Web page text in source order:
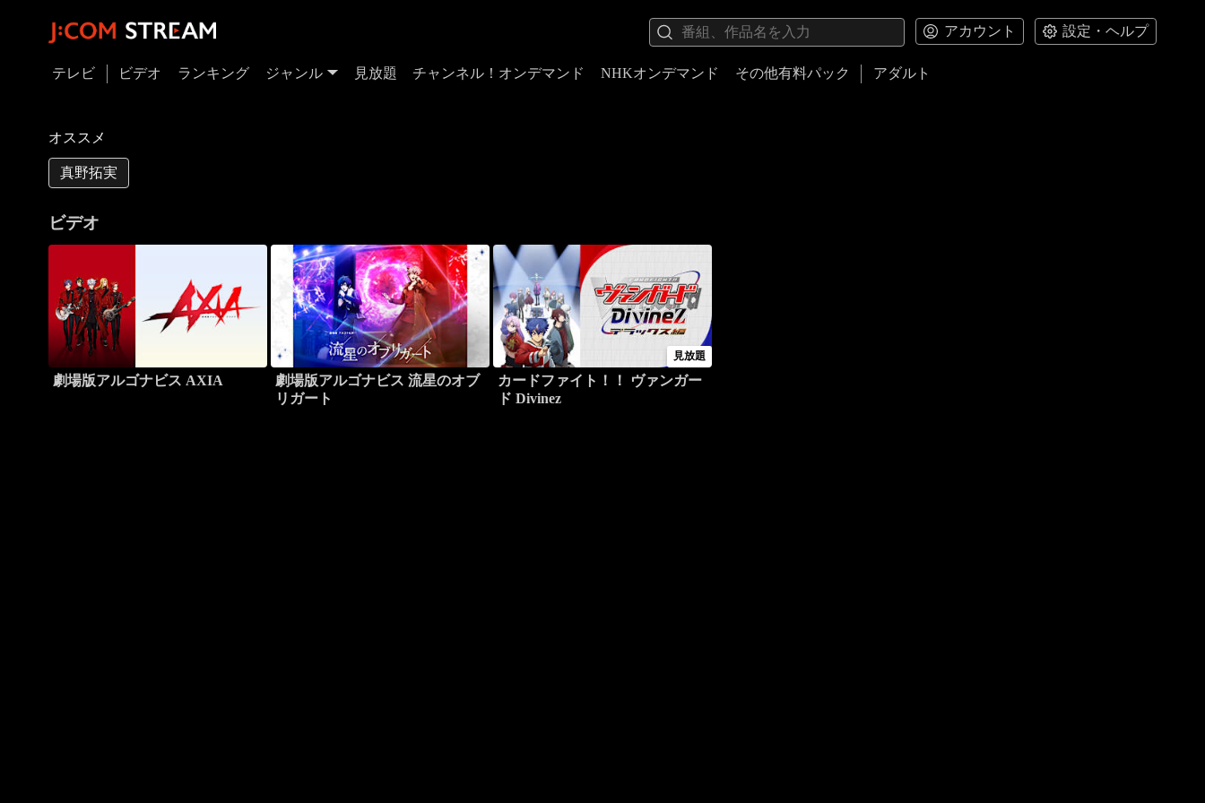
アカウント 設定・ヘルプ
テレビ ビデオ ランキング ジャンル 見放題 チャンネル！オンデマンド NHKオンデマンド その他有料パック アダルト
オススメ
真野拓実
ビデオ
劇場版アルゴナビス AXIA
劇場版アルゴナビス 流星のオブ
リガート
見放題
カードファイト！！ ヴァンガー
ド Divinez